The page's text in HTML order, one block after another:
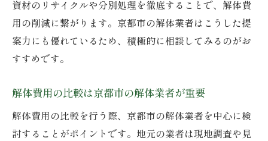
資材のリサイクルや分別処理を徹底することで、解体費
用の削減に繋がります。京都市の解体業者はこうした提
案力にも優れているため、積極的に相談してみるのがお
すすめです。
解体費用の比較は京都市の解体業者が重要
解体費用の比較を行う際、京都市の解体業者を中心に検
討することがポイントです。地元の業者は現地調査や見